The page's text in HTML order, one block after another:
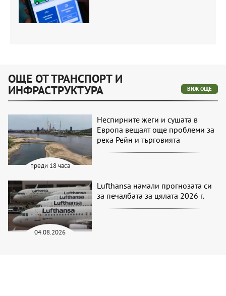
ОЩЕ ОТ ТРАНСПОРТ И
ИНФРАСТРУКТУРА ВИЖ ОЩЕ
преди 18 часа
Неспирните жеги и сушата в
Европа вещаят още проблеми за
река Рейн и търговията
04.08.2026
Lufthansa намали прогнозата си
за печалбата за цялата 2026 г.